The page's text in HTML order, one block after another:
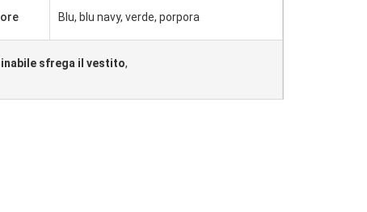
Blu, blu navy, verde, porpora
sfrega il vestito,